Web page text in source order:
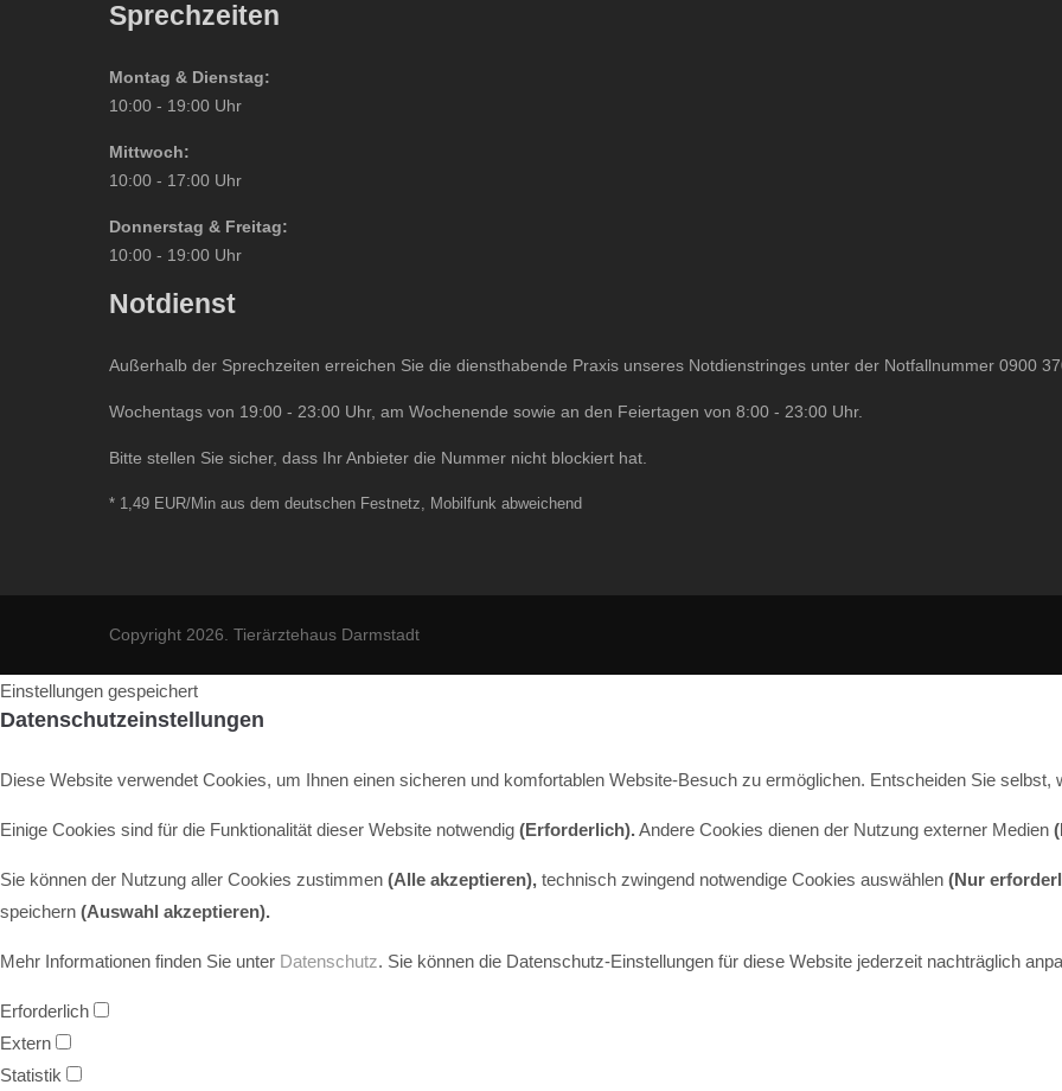
Sprechzeiten
Montag & Dienstag:
10:00 - 19:00 Uhr
Mittwoch:
10:00 - 17:00 Uhr
Donnerstag & Freitag:
10:00 - 19:00 Uhr
Notdienst
Außerhalb der Sprechzeiten erreichen Sie die diensthabende Praxis unseres Notdienstringes unter der Notfallnummer 0900
Wochentags von 19:00 - 23:00 Uhr, am Wochenende sowie an den Feiertagen von 8:00 - 23:00 Uhr.
Bitte stellen Sie sicher, dass Ihr Anbieter die Nummer nicht blockiert hat.
* 1,49 EUR/Min aus dem deutschen Festnetz, Mobilfunk abweichend
Copyright 2026. Tierärztehaus Darmstadt
Einstellungen gespeichert
Datenschutzeinstellungen
Diese Website verwendet Cookies, um Ihnen einen sicheren und komfortablen Website-Besuch zu ermöglichen. Entscheiden Sie selbst,
Einige Cookies sind für die Funktionalität dieser Website notwendig (Erforderlich).Andere Cookies dienen der Nutzung externer Medien
Sie können der Nutzung aller Cookies zustimmen (Alle akzeptieren), technisch zwingend notwendige Cookies auswählen (Nur
speichern (Auswahl akzeptieren).
Mehr Informationen finden Sie unter Datenschutz. Sie können die Datenschutz-Einstellungen für diese Website jederzeit nachträglich
Erforderlich
Extern
Statistik